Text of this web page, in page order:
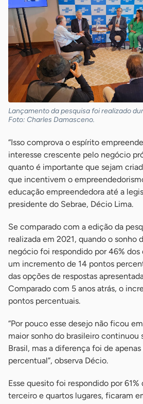
Lançamento da pesquisa foi realizado
Foto: Charles Damasceno.
“Isso comprova o espírito
interesse crescente pelo negócio
quanto é importante que sejam
que incentivem o
educação empreendedora até a
presidente do Sebrae, Décio Lima.
Se comparado com a edição da
realizada em 2021, quando o sonho
negócio foi respondido por 46%
um incremento de 14 pontos
das opções de respostas
Comparado com 5 anos atrás, o
pontos percentuais.
“Por pouco esse desejo não ficou
maior sonho do brasileiro continuou
Brasil, mas a diferença foi de
percentual”, observa Décio.
Esse quesito foi respondido por 61%
terceiro e quartos lugares, ficaram